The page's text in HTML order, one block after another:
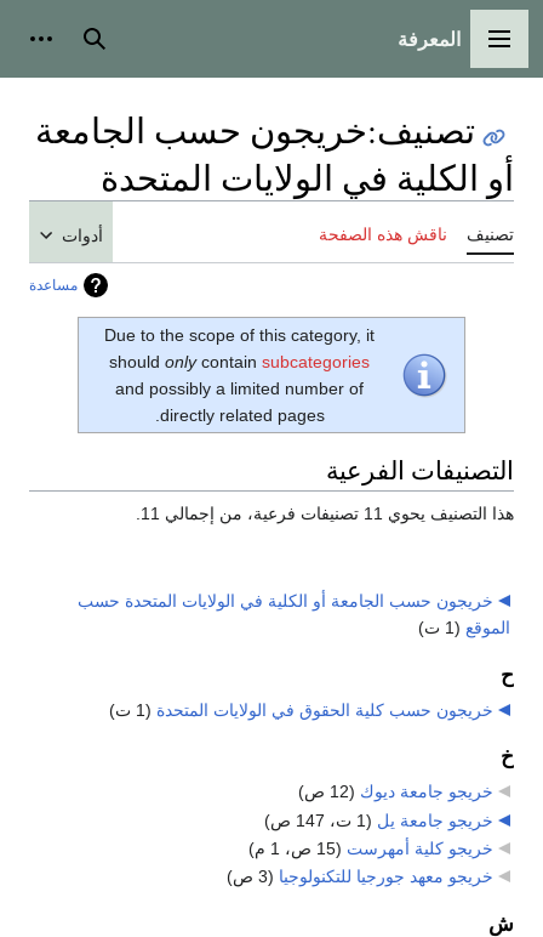
القائمة الرئيسية
المعرفة بحث
تصنيف:خريجون حسب الجامعة
أو الكلية في الولايات المتحدة
تصنيف ناقش هذه الصفحة أدوات
مساعدة
Due to the scope of this category, it
should onlycontain subcategories
and possibly a limited number of
directly related pages.
التصنيفات الفرعية
هذا التصنيف يحوي 11 تصنيفات فرعية، من إجمالي 11.
خريجون حسب الجامعة أو الكلية في الولايات المتحدة حسب
الموقع (1 ت)
ح
خريجون حسب كلية الحقوق في الولايات المتحدة (1 ت)
خ
خريجو جامعة ديوك (12 ص)
خريجو جامعة يل (1 ت، 147 ص)
خريجو كلية أمهرست (15 ص، 1 م)
خريجو معهد جورجيا للتكنولوجيا (3 ص)
ش